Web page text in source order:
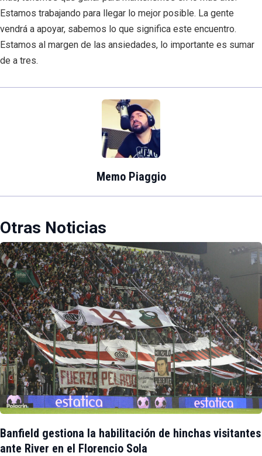
Estamos trabajando para llegar lo mejor posible. La gente
vendrá a apoyar, sabemos lo que significa este encuentro.
Estamos al margen de las ansiedades, lo importante es sumar
de a tres.
Memo Piaggio
Otras Noticias
Banfield gestiona la habilitación de hinchas visitantes
ante River en el Florencio Sola